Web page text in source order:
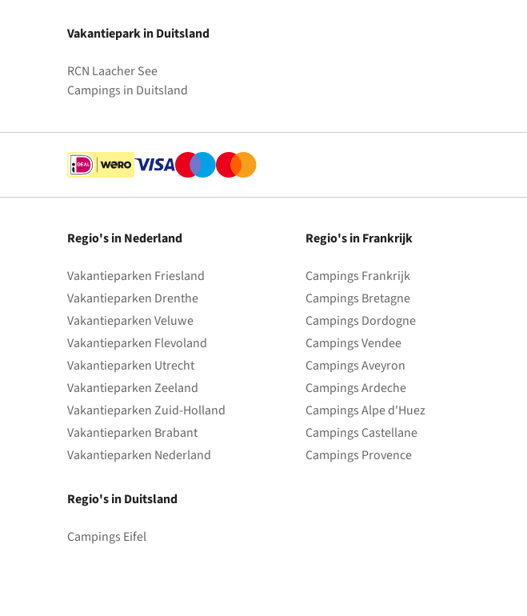
Vakantiepark in Duitsland
RCN Laacher See
Campings in Duitsland
Regio's in Nederland
Vakantieparken Friesland
Vakantieparken Drenthe
Vakantieparken Veluwe
Vakantieparken Flevoland
Vakantieparken Utrecht
Vakantieparken Zeeland
Vakantieparken Zuid-Holland
Vakantieparken Brabant
Vakantieparken Nederland
Regio's in Duitsland
Campings Eifel
Regio's in Frankrijk
Campings Frankrijk
Campings Bretagne
Campings Dordogne
Campings Vendee
Campings Aveyron
Campings Ardeche
Campings Alpe d'Huez
Campings Castellane
Campings Provence